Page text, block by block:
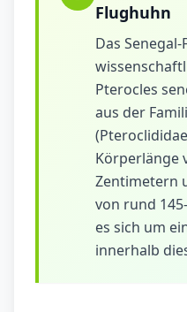
Flughuhn
Das
Pterocles
aus der
Körperlänge
Zentimetern
von rund
es sich um
innerhalb